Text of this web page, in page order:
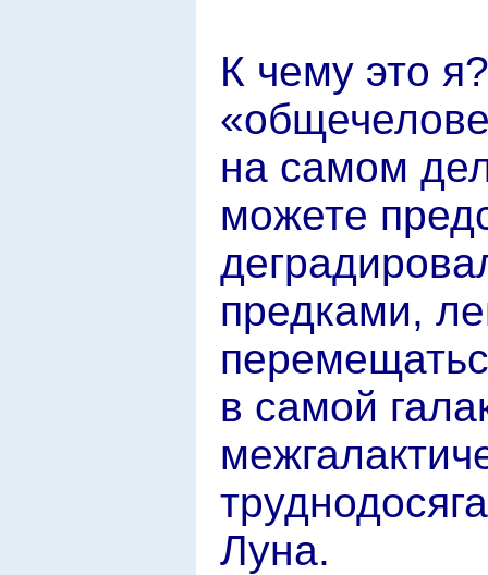
К чему это
на самом
можете
предками,
в самой
Луна.